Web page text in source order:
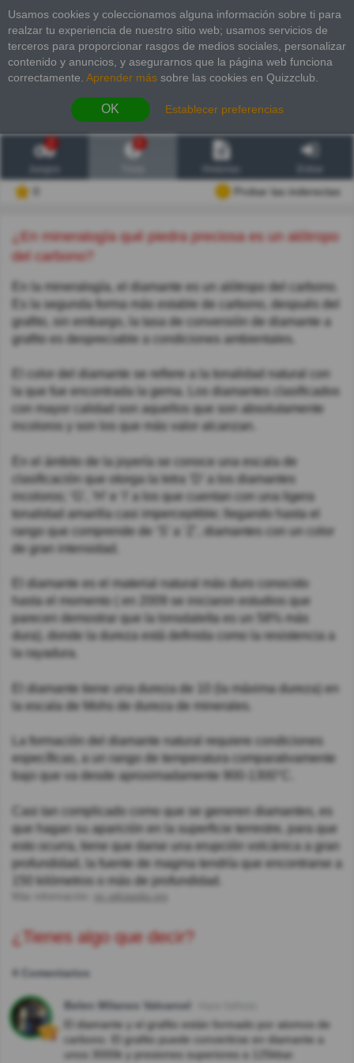
Usamos cookies y coleccionamos alguna información sobre ti para
realzar tu experiencia de nuestro sitio web; usamos servicios de
terceros para proporcionar rasgos de medios sociales, personalizar
contenido y anuncios, y asegurarnos que la página web funciona
correctamente. Aprender más sobre las cookies en Quizzclub.
OK Establecer preferencias
2
Probar las inderectas
¿En mineralogía qué piedra preciosa es un alótropo
del carbono?
En la mineralogía, el diamante es un alótropo del carbono.
Es la segunda forma más estable de carbono, después del
grafito, sin embargo, la tasa de conversión de diamante a
grafito es despreciable a condiciones ambientales.
El color del diamante se refiere a la tonalidad natural con
la que fue encontrada la gema. Los diamantes clasificados
con mayor calidad son aquellos que son absolutamente
incoloros y son los que más valor alcanzan.
En el ámbito de la joyería se conoce una escala de
clasificación que otorga la letra ‘D’ a los diamantes
incoloros; ‘G’, ‘H’ e ‘I’ a los que cuentan con una ligera
tonalidad amarilla casi imperceptible; llegando hasta el
rango que comprende de ‘S’ a ‘Z’, diamantes con un color
de gran intensidad.
El diamante es el material natural más duro conocido
hasta el momento ( en 2009 se iniciaron estudios que
parecen demostrar que la lonsdaleíta es un 58% más
dura), donde la dureza está definida como la resistencia a
la rayadura.​
El diamante tiene una dureza de 10 (la máxima dureza) en
la escala de Mohs de dureza de minerales.
La formación del diamante natural requiere condiciones
específicas, a un rango de temperatura comparativamente
bajo que va desde aproximadamente 900-1300°C.
Casi tan complicado como que se generen diamantes, es
que hagan su aparición en la superficie terrestre, para que
esto ocurra, tiene que darse una erupción volcánica a gran
profundidad, la fuente de magma tendría que encontrarse a
150 kilómetros o más de profundidad.
es.wikipedia.org
¿Tienes algo que decir?
4 Comentarios
Belen Milanes Valcarcel
El diamante y el grafito están formado por atomos de
carbono. El grafito puede convertirse en diamante a
unos 3000k y presiones superiores a 125kbar.